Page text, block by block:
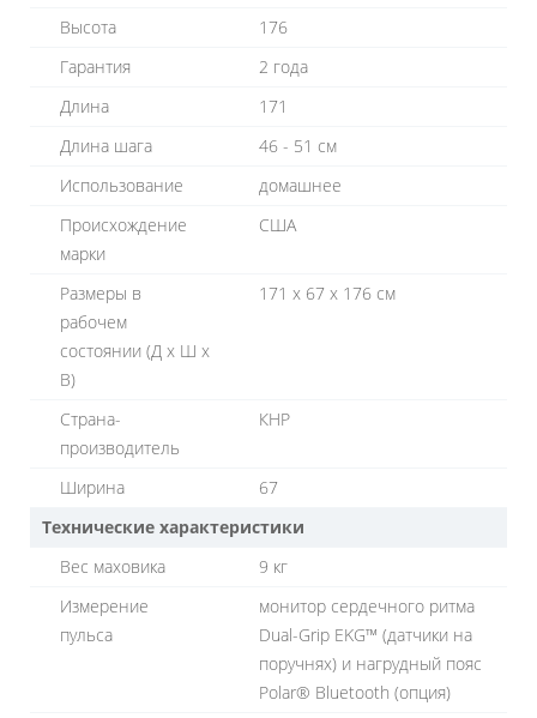
Высота
176
Гарантия
2 года
Длина
171
Длина шага
46 - 51 см
Использование
домашнее
Происхождение
марки
США
Размеры в
рабочем
состоянии (Д х Ш х
В)
171 х 67 х 176 cм
Страна-
производитель
КНР
Ширина
67
Технические характеристики
Вес маховика
9 кг
Измерение
пульса
монитор сердечного ритма
Dual-Grip EKG™ (датчики на
поручнях) и нагрудный пояс
Polar® Bluetooth (опция)